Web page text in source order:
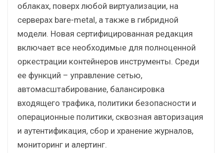
облаках, поверх любой виртуализации, на
серверах bare-metal, а также в гибридной
модели. Новая сертифицированная редакция
включает все необходимые для полноценной
оркестрации контейнеров инструменты. Среди
ее функций – управление сетью,
автомасштабирование, балансировка
входящего трафика, политики безопасности и
операционные политики, сквозная авторизация
и аутентификация, сбор и хранение журналов,
мониторинг и алертинг.